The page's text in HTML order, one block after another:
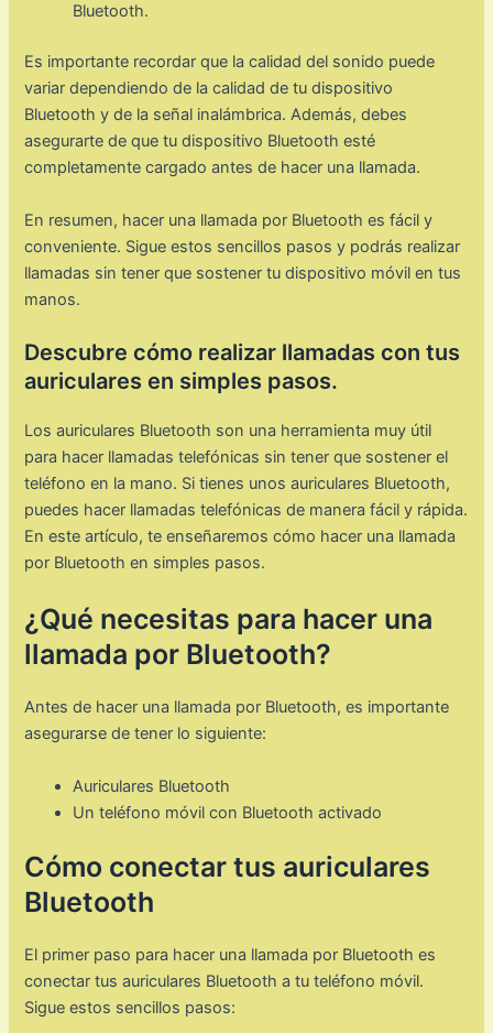
Bluetooth.
Es importante recordar que la calidad del sonido puede
variar dependiendo de la calidad de tu dispositivo
Bluetooth y de la señal inalámbrica. Además, debes
asegurarte de que tu dispositivo Bluetooth esté
completamente cargado antes de hacer una llamada.
En resumen, hacer una llamada por Bluetooth es fácil y
conveniente. Sigue estos sencillos pasos y podrás realizar
llamadas sin tener que sostener tu dispositivo móvil en tus
manos.
Descubre cómo realizar llamadas con tus
auriculares en simples pasos.
Los auriculares Bluetooth son una herramienta muy útil
para hacer llamadas telefónicas sin tener que sostener el
teléfono en la mano. Si tienes unos auriculares Bluetooth,
puedes hacer llamadas telefónicas de manera fácil y rápida.
En este artículo, te enseñaremos cómo hacer una llamada
por Bluetooth en simples pasos.
¿Qué necesitas para hacer una
llamada por Bluetooth?
Antes de hacer una llamada por Bluetooth, es importante
asegurarse de tener lo siguiente:
Auriculares Bluetooth
Un teléfono móvil con Bluetooth activado
Cómo conectar tus auriculares
Bluetooth
El primer paso para hacer una llamada por Bluetooth es
conectar tus auriculares Bluetooth a tu teléfono móvil.
Sigue estos sencillos pasos: